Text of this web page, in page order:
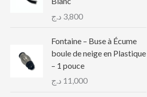
3,800 د.ج
Fontaine – Buse à Écume
boule de neige en Plastique
– 1 pouce
11,000 د.ج